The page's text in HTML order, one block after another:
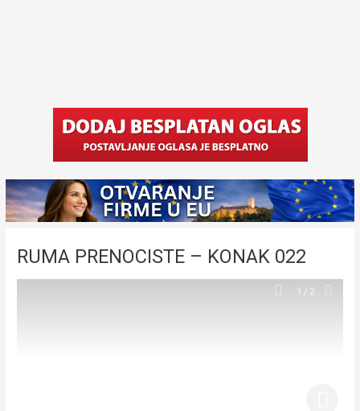
RUMA PRENOCISTE – KONAK 022
1 /2